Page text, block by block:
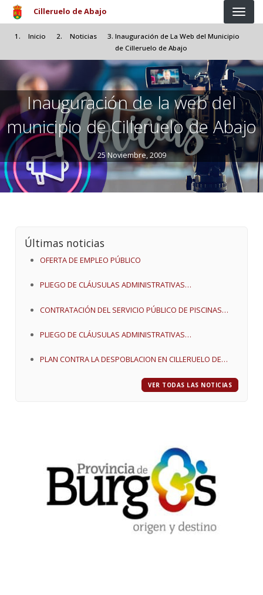
Pasar al contenido principal
Cilleruelo de Abajo
Inicio Noticias
Inauguración de La Web del Municipio
de Cilleruelo de Abajo
Inauguración de la web del
municipio de Cilleruelo de Abajo
25 Noviembre, 2009
Últimas noticias
OFERTA DE EMPLEO PÚBLICO
PLIEGO DE CLÁUSULAS ADMINISTRATIVAS
DEL APROVECHAMIENTO CINEGÉTICO
CONTRATACIÓN DEL SERVICIO PÚBLICO DE PISCINAS
PLIEGO DE CLÁUSULAS ADMINISTRATIVAS
DE LA GESTION DEL SERVICIO DE PISCINAS MUNICIPALES
PLAN CONTRA LA DESPOBLACION EN CILLERUELO DE
VER TODAS LAS NOTICIAS